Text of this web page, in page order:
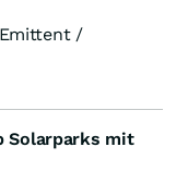
/
Solarparks mit